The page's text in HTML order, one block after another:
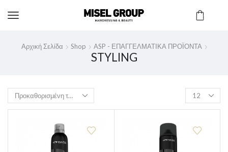
Αρχική Σελίδα Shop ASP - ΕΠΑΓΓΕΛΜΑΤΙΚΑ ΠΡΟΪΟΝΤΑ
STYLING